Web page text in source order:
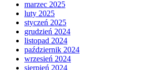
marzec 2025
luty 2025
styczeń 2025
grudzień 2024
listopad 2024
październik 2024
wrzesień 2024
sierpień 2024